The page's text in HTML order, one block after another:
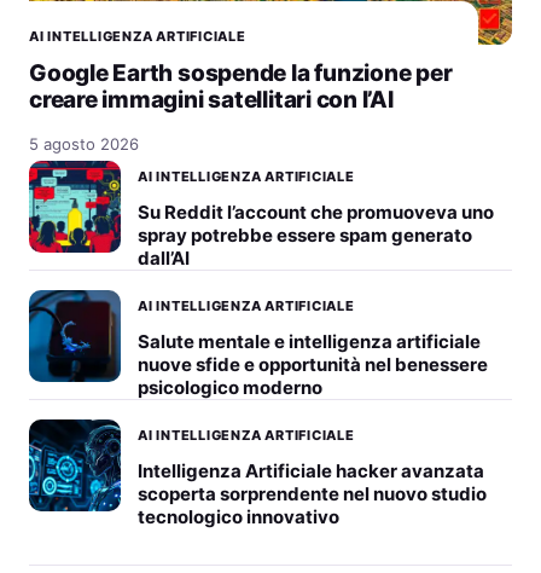
AI INTELLIGENZA ARTIFICIALE
Google Earth sospende la funzione per
creare immagini satellitari con l’AI
5 agosto 2026
AI INTELLIGENZA ARTIFICIALE
Su Reddit l’account che promuoveva uno
spray potrebbe essere spam generato
dall’AI
AI INTELLIGENZA ARTIFICIALE
Salute mentale e intelligenza artificiale
nuove sfide e opportunità nel benessere
psicologico moderno
AI INTELLIGENZA ARTIFICIALE
Intelligenza Artificiale hacker avanzata
scoperta sorprendente nel nuovo studio
tecnologico innovativo